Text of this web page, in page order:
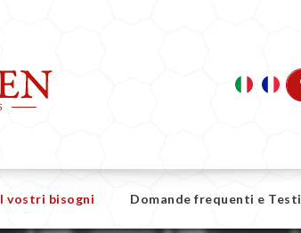
I vostri bisogni Domande frequenti e Testi